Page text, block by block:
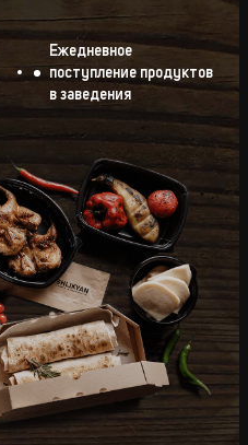
Ежедневное
поступление продуктов
в заведения